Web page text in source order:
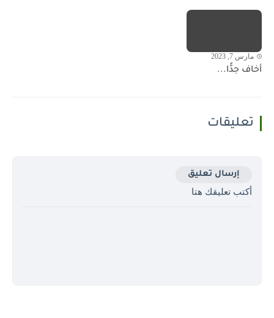
مارس 7, 2023
أخاف جدًّا...
تعليقات
إرسال تعليق
أكتب تعليقك هتا